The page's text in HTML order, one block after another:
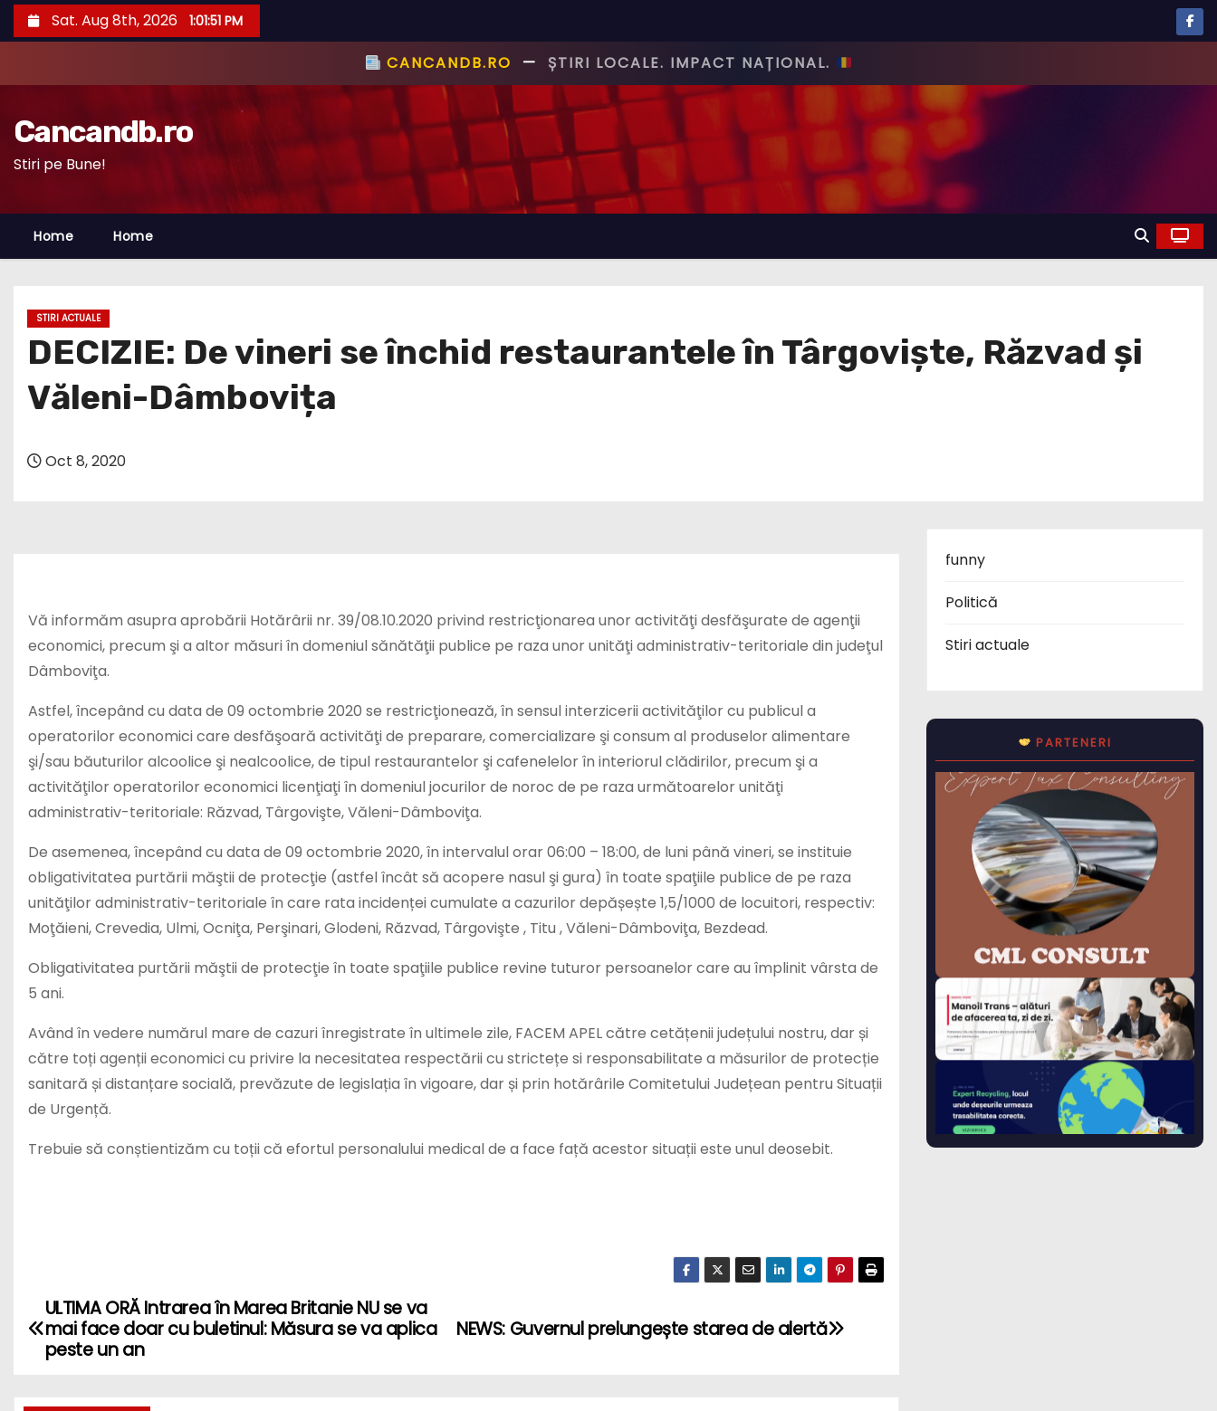
k
p
n
e
Sat. Aug 8th, 2026 1:01:52 PM
CANCANDB.RO —ȘTIRI PE BUNE!
Cancandb.ro
Stiri pe Bune!
Home Home
STIRI ACTUALE
DECIZIE: De vineri se închid restaurantele în Târgoviște, Răzvad și
Văleni-Dâmbovița
Oct 8, 2020
Vă informăm asupra aprobării Hotărârii nr. 39/08.10.2020 privind restricţionarea unor activităţi desfăşurate de agenţii
economici, precum şi a altor măsuri în domeniul sănătăţii publice pe raza unor unităţi administrativ-teritoriale din judeţul
Dâmboviţa.
Astfel, începând cu data de 09 octombrie 2020 se restricţionează, în sensul interzicerii activităţilor cu publicul a
operatorilor economici care desfăşoară activităţi de preparare, comercializare şi consum al produselor alimentare
şi/sau băuturilor alcoolice şi nealcoolice, de tipul restaurantelor şi cafenelelor în interiorul clădirilor, precum şi a
activităţilor operatorilor economici licenţiaţi în domeniul jocurilor de noroc de pe raza următoarelor unităţi
administrativ-teritoriale: Răzvad, Târgovişte, Văleni-Dâmboviţa.
De asemenea, începând cu data de 09 octombrie 2020, în intervalul orar 06:00 – 18:00, de luni până vineri, se instituie
obligativitatea purtării măştii de protecţie (astfel încât să acopere nasul şi gura) în toate spaţiile publice de pe raza
unităţilor administrativ-teritoriale în care rata incidenței cumulate a cazurilor depășește 1,5/1000 de locuitori, respectiv:
Moţăieni, Crevedia, Ulmi, Ocniţa, Perşinari, Glodeni, Răzvad, Târgovişte , Titu , Văleni-Dâmboviţa, Bezdead.
Obligativitatea purtării măştii de protecţie în toate spaţiile publice revine tuturor persoanelor care au împlinit vârsta de
5 ani.
Având în vedere numărul mare de cazuri înregistrate în ultimele zile, FACEM APEL către cetățenii județului nostru, dar și
către toți agenții economici cu privire la necesitatea respectării cu strictețe si responsabilitate a măsurilor de protecție
sanitară și distanțare socială, prevăzute de legislația în vigoare, dar și prin hotărârile Comitetului Județean pentru Situații
de Urgență.
Trebuie să conștientizăm cu toții că efortul personalului medical de a face față acestor situații este unul deosebit.
P
NEWS: Guvernul prelungește starea de alertă
ULTIMA ORĂ Intrarea în Marea Britanie NU se va
mai face doar cu buletinul: Măsura se va aplica
peste un an
funny
Politică
Stiri actuale
PARTENERI